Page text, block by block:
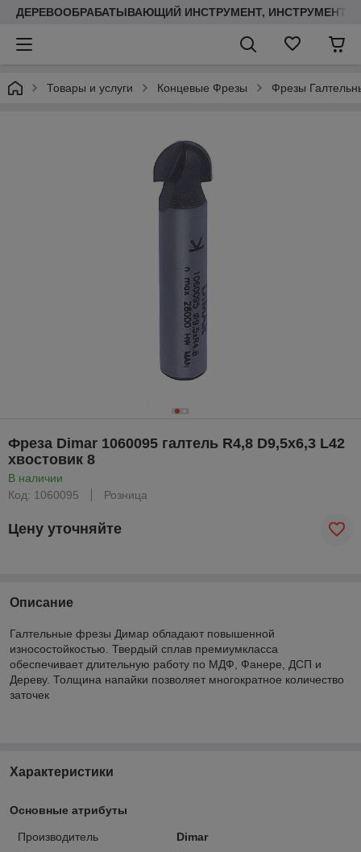
ДЕРЕВООБРАБАТЫВАЮЩИЙ ИНСТРУМЕНТ, ИНСТРУМЕНТ
Товары и услуги Концевые Фрезы Фрезы
Фреза Dimar 1060095 галтель R4,8 D9,5x6,3 L42
хвостовик 8
В наличии
Код: 1060095
Розница
Цену уточняйте
Описание
Галтельные фрезы Димар обладают повышенной
износостойкостью. Твердый сплав премиумкласса
обеспечивает длительную работу по МДФ, Фанере, ДСП и
Дереву. Толщина напайки позволяет многократное количество
заточек
Характеристики
Основные атрибуты
Производитель
Dimar